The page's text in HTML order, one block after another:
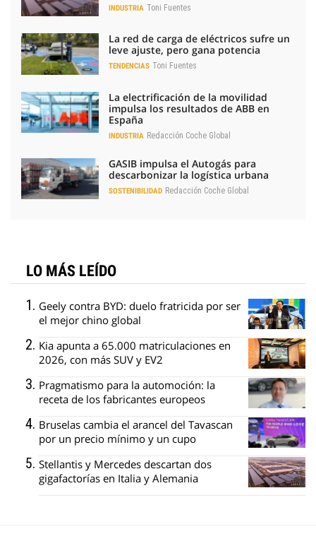
INDUSTRIA Toni Fuentes
La red de carga de eléctricos sufre un
leve ajuste, pero gana potencia
TENDENCIAS Toni Fuentes
La electrificación de la movilidad
impulsa los resultados de ABB en
España
INDUSTRIA Redacción Coche Global
GASIB impulsa el Autogás para
descarbonizar la logística urbana
SOSTENIBILIDAD Redacción Coche Global
LO MÁS LEÍDO
Geely contra BYD: duelo fratricida por ser
el mejor chino global
Kia apunta a 65.000 matriculaciones en
2026, con más SUV y EV2
Pragmatismo para la automoción: la
receta de los fabricantes europeos
Bruselas cambia el arancel del Tavascan
por un precio mínimo y un cupo
Stellantis y Mercedes descartan dos
gigafactorías en Italia y Alemania